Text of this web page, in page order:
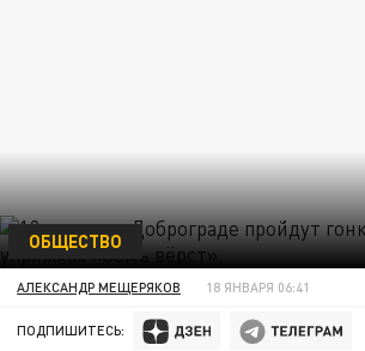
ОБЩЕСТВО
АЛЕКСАНДР МЕЩЕРЯКОВ 18 ЯНВАРЯ 06:41
ПОДПИШИТЕСЬ: